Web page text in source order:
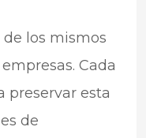
los mismos
Cada
preservar esta
de